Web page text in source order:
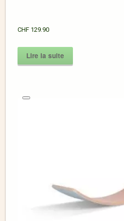
CHF 129.90
Lire la suite